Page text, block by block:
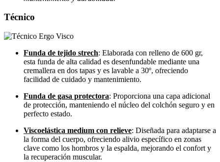
Técnico
Funda de tejido strech: Elaborada con relleno de 600 gr,
esta funda de alta calidad es desenfundable mediante una
cremallera en dos tapas y es lavable a 30º, ofreciendo
facilidad de cuidado y mantenimiento.
Funda de gasa protectora: Proporciona una capa adicional
de protección, manteniendo el núcleo del colchón seguro y en
perfecto estado.
Viscoelástica medium con relieve: Diseñada para adaptarse a
la forma del cuerpo, ofreciendo alivio específico en zonas
clave como los hombros y la espalda, mejorando el confort y
la recuperación muscular.